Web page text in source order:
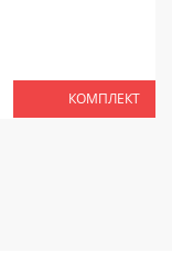
КОМПЛЕКТ